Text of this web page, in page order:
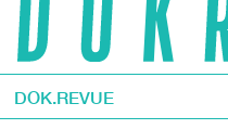
DOK.REVUE